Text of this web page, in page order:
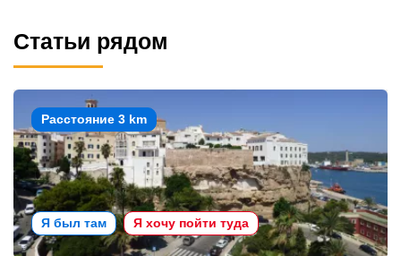
Статьи рядом
Расстояние 3 km
Я был там Я хочу пойти туда